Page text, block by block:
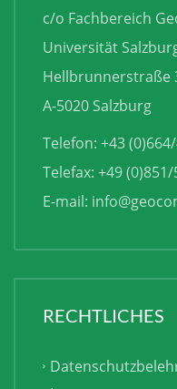
c/o Fachbereich
Universität
Hellbrunnerstraße
A-5020 Salzburg
Telefon: +43
Telefax: +49
E-mail:
RECHTLICHES